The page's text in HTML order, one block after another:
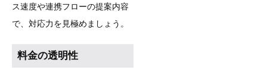
ス速度や連携フローの提案内容
で、対応力を見極めましょう。
料金の透明性